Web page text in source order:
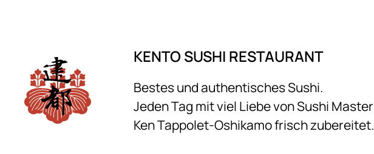
KENTO SUSHI RESTAURANT
Bestes und authentisches Sushi.
Jeden Tag mit viel Liebe von Sushi Master
Ken Tappolet-Oshikamo frisch zubereitet.